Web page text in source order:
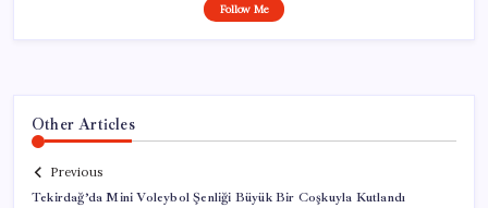
Follow Me
Other Articles
Previous
Tekirdağ’da Mini Voleybol Şenliği Büyük Bir Coşkuyla Kutlandı